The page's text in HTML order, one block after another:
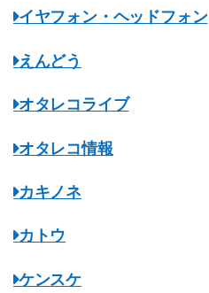
イヤフォン・ヘッドフォン
えんどう
オタレコライブ
オタレコ情報
カキノネ
カトウ
ケンスケ